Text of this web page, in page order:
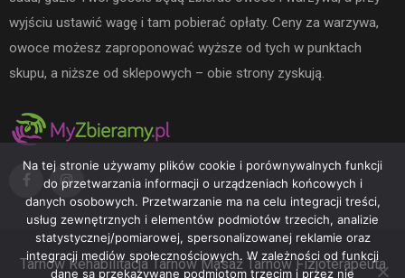
wyjściu ustawić wagę i tam pobierać opłaty. Ceny za warzywa,
owoce możesz zaproponować wyższe od tych w punktach
skupu, a niższe od sklepowych – obie strony zyskują.
Tarnów Rehabilitacja Tarnów Masaż Tarnów Fizjoterapeuta
Na tej stronie używamy plików cookie i porównywalnych funkcji
do przetwarzania informacji o urządzeniach końcowych i
danych osobowych. Przetwarzanie ma na celu integracji treści,
usług zewnętrznych i elementów podmiotów trzecich, analizie
statystycznej/pomiarowej, spersonalizowanej reklamie oraz
integracji mediów społecznościowych. W zależności od funkcji
dane są przekazywane podmiotom trzecim i przez nie